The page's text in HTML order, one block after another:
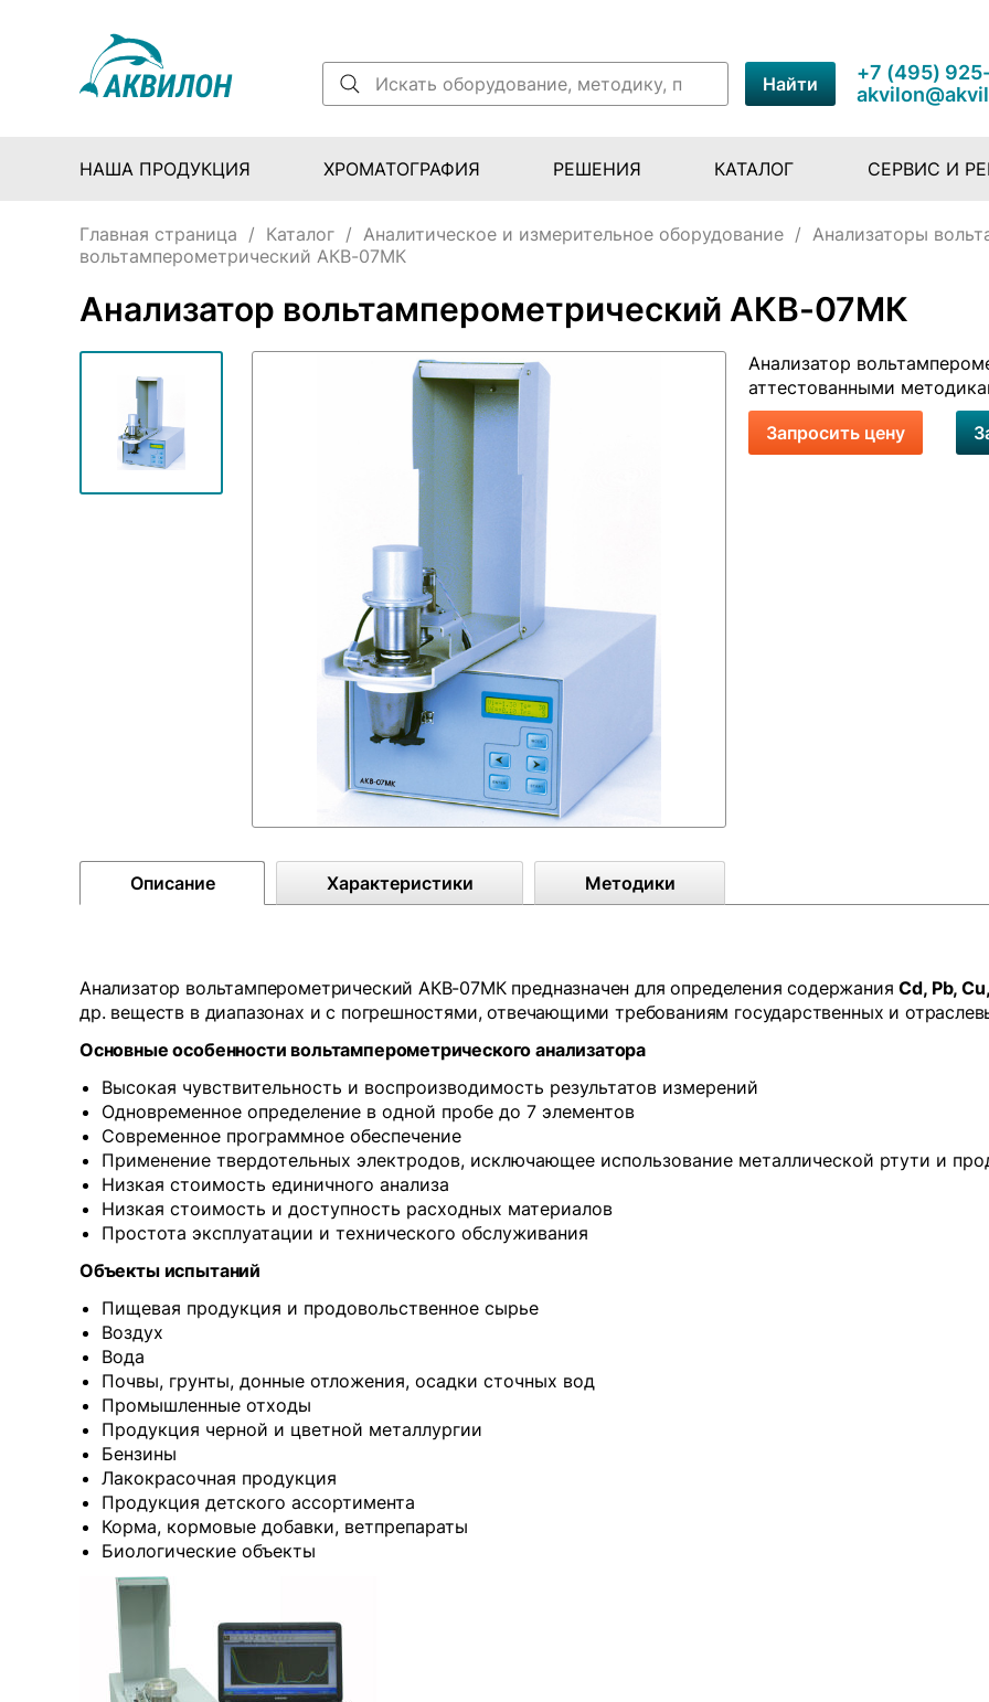
Найти
+7 (495)
НАША ПРОДУКЦИЯ ХРОМАТОГРАФИЯ РЕШЕНИЯ КАТАЛОГ СЕРВИС И
Главная страница / Каталог / Аналитическое и измерительное оборудование / Анализаторы
вольтамперометрический АКВ-07МК
Анализатор вольтамперометрический АКВ-07МК
Анализатор
аттестованными
Запросить цену
Описание Характеристики Методики
Анализатор вольтамперометрический АКВ-07МК предназначен для определения содержанияCd, Pb,
др. веществ в диапазонах и с погрешностями, отвечающими требованиям государственных и
Основные особенности вольтамперометрического анализатора
Высокая чувствительность и воспроизводимость результатов измерений
Одновременное определение в одной пробе до 7 элементов
Современное программное обеспечение
Применение твердотельных электродов, исключающее использование металлической ртути и
Низкая стоимость единичного анализа
Низкая стоимость и доступность расходных материалов
Простота эксплуатации и технического обслуживания
Объекты испытаний
Пищевая продукция и продовольственное сырье
Воздух
Вода
Почвы, грунты, донные отложения, осадки сточных вод
Промышленные отходы
Продукция черной и цветной металлургии
Бензины
Лакокрасочная продукция
Продукция детского ассортимента
Корма, кормовые добавки, ветпрепараты
Биологические объекты